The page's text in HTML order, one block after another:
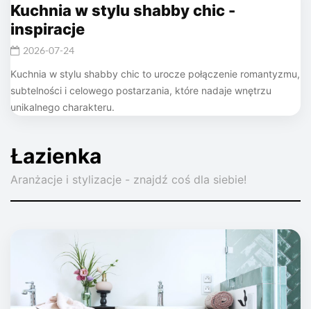
Kuchnia w stylu shabby chic -
inspiracje
2026-07-24
Kuchnia w stylu shabby chic to urocze połączenie romantyzmu,
subtelności i celowego postarzania, które nadaje wnętrzu
unikalnego charakteru.
Łazienka
Aranżacje i stylizacje - znajdź coś dla siebie!